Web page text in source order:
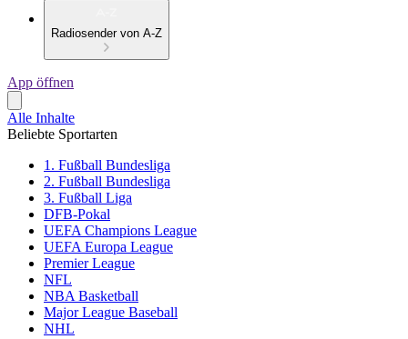
Radiosender von A-Z
App öffnen
Alle Inhalte
Beliebte Sportarten
1. Fußball Bundesliga
2. Fußball Bundesliga
3. Fußball Liga
DFB-Pokal
UEFA Champions League
UEFA Europa League
Premier League
NFL
NBA Basketball
Major League Baseball
NHL